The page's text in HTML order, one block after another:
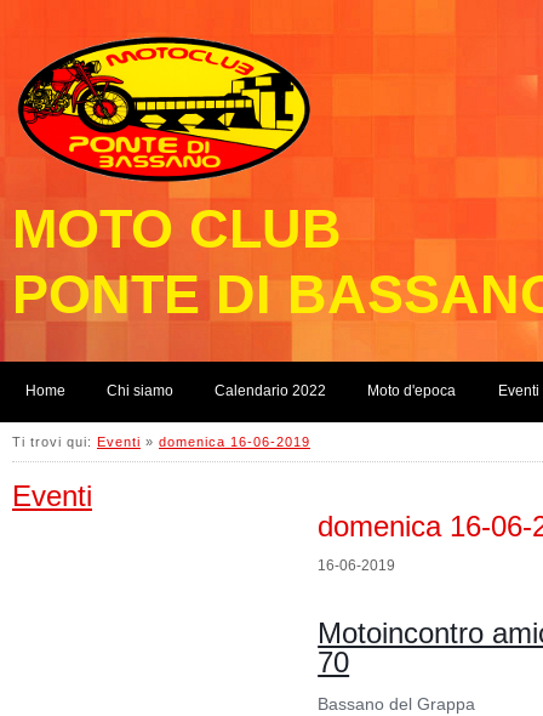
MOTO CLUB
PONTE DI
Home Chi siamo Calendario 2022 Moto d'epoca Eventi
Ti trovi qui: Eventi » domenica 16-06-2019
Eventi
domenica 16-
16-06-2019
Motoincontro
70
Bassano del Grappa